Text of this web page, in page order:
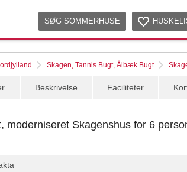
SØG SOMMERHUSE
Skagen, Tannis Bugt, Ålbæk Bugt
Beskrivelse Faciliteter
moderniseret Skagenshus for 6